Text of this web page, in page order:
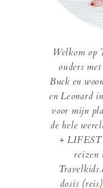
Welkom op
ouders
Buck en
en Leonard
voor mijn
de hele
+
reizen
dosis